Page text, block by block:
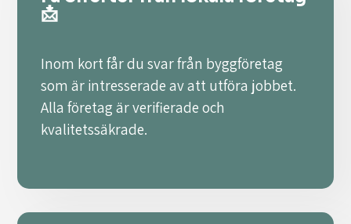
📩
Inom kort får du svar från byggföretag
som är intresserade av att utföra jobbet.
Alla företag är verifierade och
kvalitetssäkrade.